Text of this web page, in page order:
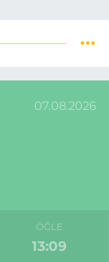
07.08.2026
ÖĞLE
13:09